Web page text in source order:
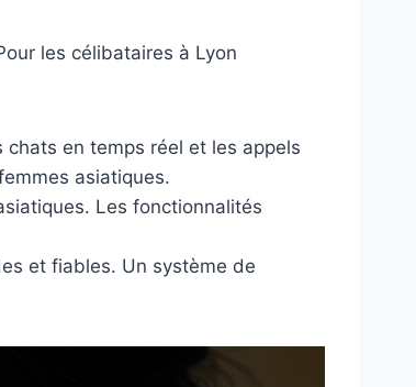
les célibataires à Lyon
en temps réel et les appels
asiatiques.
Les fonctionnalités
et fiables. Un système de